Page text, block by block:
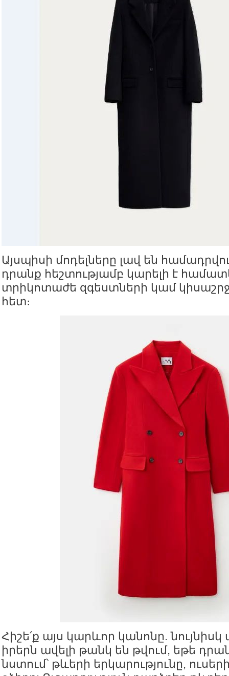
Այսպիսի մոդելները լավ են
դրանք հեշտությամբ կարելի է
տրիկոտաժե զգեստների կամ
հետ։
Հիշե՛ք այս կարևոր կանոնը.
իրերն ավելի թանկ են թվում, եթե
նստում՝ թևերի երկարությունը,